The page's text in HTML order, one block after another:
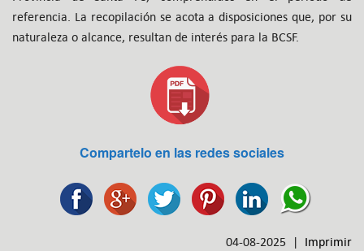
referencia. La recopilación se acota a disposiciones que, por su
naturaleza o alcance, resultan de interés para la BCSF.
Compartelo en las redes sociales
04-08-2025 | Imprimir